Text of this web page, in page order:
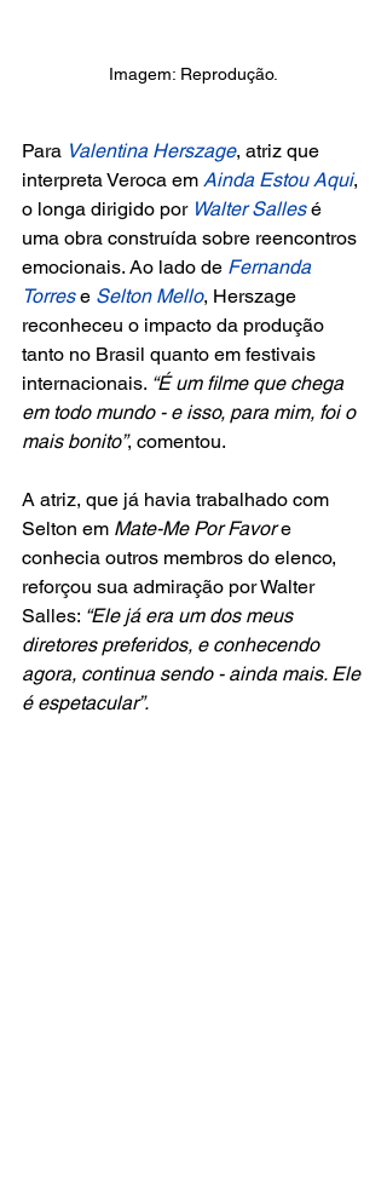
Imagem: Reprodução.
Para Valentina Herszage, atriz que
interpreta Veroca em Ainda Estou Aqui,
o longa dirigido por Walter Salles é
uma obra construída sobre reencontros
emocionais. Ao lado de Fernanda
Torres e Selton Mello, Herszage
reconheceu o impacto da produção
tanto no Brasil quanto em festivais
internacionais. “É um filme que chega
em todo mundo - e isso, para mim, foi o
mais bonito”, comentou.
A atriz, que já havia trabalhado com
Selton em Mate-Me Por Favor e
conhecia outros membros do elenco,
reforçou sua admiração por Walter
Salles: “Ele já era um dos meus
diretores preferidos, e conhecendo
agora, continua sendo - ainda mais. Ele
é espetacular”.